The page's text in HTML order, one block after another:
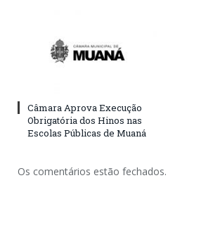
Câmara Aprova Execução
Obrigatória dos Hinos nas
Escolas Públicas de Muaná
Os comentários estão fechados.